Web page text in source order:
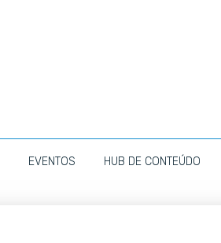
EVENTOS HUB DE CONTEÚDO